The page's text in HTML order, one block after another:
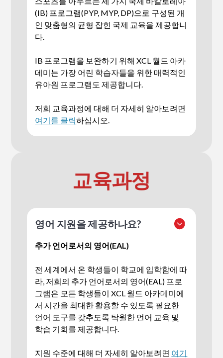
(IB) 프로그램(PYP, MYP, DP)으로 구성된 개
인 맞춤형의 균형 잡힌 국제 교육을 제공합니
다.
IB 프로그램을 보완하기 위해 XCL 월드 아카
데미는 가장 어린 학습자들을 위한 매력적인
유아원 프로그램도 제공합니다.
‍저희 교육과정에 대해 더 자세히 알아보려면
여기를 클릭하십시오.
교육과정
영어 지원을 제공하나요?
추가 언어로서의 영어(EAL)
전 세계에서 온 학생들이 학교에 입학함에 따
라, 저희의 추가 언어로서의 영어(EAL) 프로
그램은 모든 학생들이 XCL 월드 아카데미에
서 시간을 최대한 활용할 수 있도록 필요한
언어 도구를 갖추도록 탁월한 언어 교육 및
학습 기회를 제공합니다.
‍지원 수준에 대해 더 자세히 알아보려면 여기